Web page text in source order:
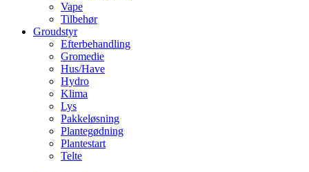
Vape
Tilbehør
Groudstyr
Efterbehandling
Gromedie
Hus/Have
Hydro
Klima
Lys
Pakkeløsning
Plantegødning
Plantestart
Telte